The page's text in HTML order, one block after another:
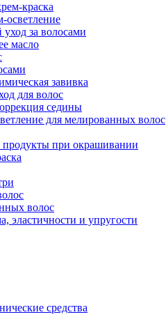
краска
осветление
за волосами
масло
завивка
для волос
седины
для мелированных волос
продукты при окрашивании
волос
эластичности и упругости
средства